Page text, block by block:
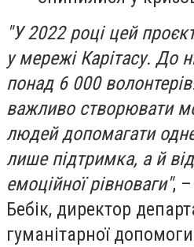
"У 2022 році цей
у мережі Карітасу. До
понад 6 000
важливо створювати
людей допомагати
лише підтримка, а й
емоційної рівноваги",
Бебік, директор
гуманітарної